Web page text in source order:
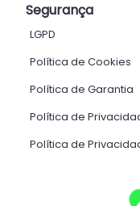
Segurança
LGPD
Política de Cookies
Política de Garantia
Política de
Política de